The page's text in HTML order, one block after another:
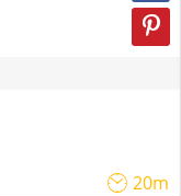
20m